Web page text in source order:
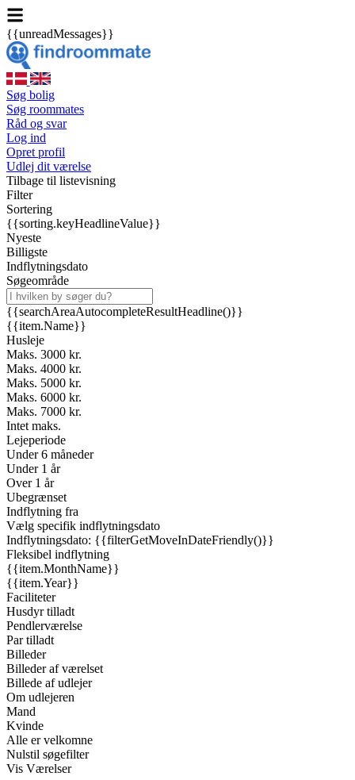
{{unreadMessages}}
Søg bolig
Søg roommates
Råd og svar
Log ind
Opret profil
Udlej dit værelse
Tilbage til listevisning
Filter
Sortering
{{sorting.keyHeadlineValue}}
Nyeste
Billigste
Indflytningsdato
Søgeområde
{{searchAreaAutocompleteResultHeadline()}}
{{item.Name}}
Husleje
Maks. 3000 kr.
Maks. 4000 kr.
Maks. 5000 kr.
Maks. 6000 kr.
Maks. 7000 kr.
Intet maks.
Lejeperiode
Under 6 måneder
Under 1 år
Over 1 år
Ubegrænset
Indflytning fra
Vælg specifik indflytningsdato
Indflytningsdato: {{filterGetMoveInDateFriendly()}}
Fleksibel indflytning
{{item.MonthName}}
{{item.Year}}
Faciliteter
Husdyr tilladt
Pendlerværelse
Par tilladt
Billeder
Billeder af værelset
Billede af udlejer
Om udlejeren
Mand
Kvinde
Alle er velkomne
Nulstil søgefilter
Vis Værelser